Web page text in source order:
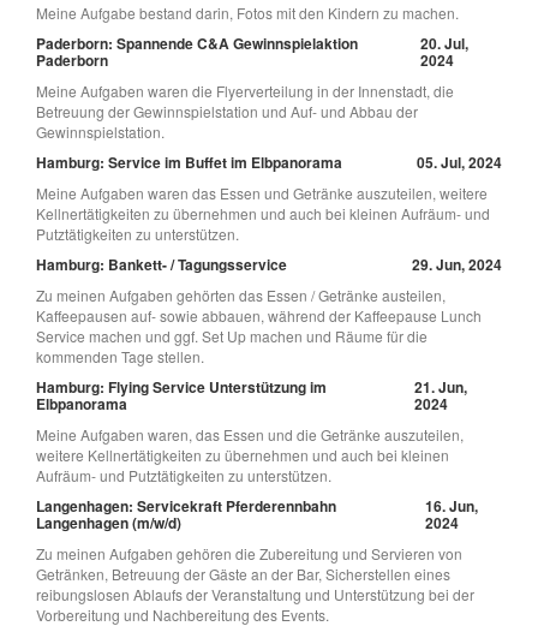
Meine Aufgabe bestand darin, Fotos mit den Kindern zu machen.
Paderborn: Spannende C&A Gewinnspielaktion
Paderborn
20. Jul,
2024
Meine Aufgaben waren die Flyerverteilung in der Innenstadt, die
Betreuung der Gewinnspielstation und Auf- und Abbau der
Gewinnspielstation.
Hamburg: Service im Buffet im Elbpanorama 05. Jul, 2024
Meine Aufgaben waren das Essen und Getränke auszuteilen, weitere
Kellnertätigkeiten zu übernehmen und auch bei kleinen Aufräum- und
Putztätigkeiten zu unterstützen.
Hamburg: Bankett- / Tagungsservice 29. Jun, 2024
Zu meinen Aufgaben gehörten das Essen / Getränke austeilen,
Kaffeepausen auf- sowie abbauen, während der Kaffeepause Lunch
Service machen und ggf. Set Up machen und Räume für die
kommenden Tage stellen.
Hamburg: Flying Service Unterstützung im
Elbpanorama
21. Jun,
2024
Meine Aufgaben waren, das Essen und die Getränke auszuteilen,
weitere Kellnertätigkeiten zu übernehmen und auch bei kleinen
Aufräum- und Putztätigkeiten zu unterstützen.
Langenhagen: Servicekraft Pferderennbahn
Langenhagen (m/w/d)
16. Jun,
2024
Zu meinen Aufgaben gehören die Zubereitung und Servieren von
Getränken, Betreuung der Gäste an der Bar, Sicherstellen eines
reibungslosen Ablaufs der Veranstaltung und Unterstützung bei der
Vorbereitung und Nachbereitung des Events.